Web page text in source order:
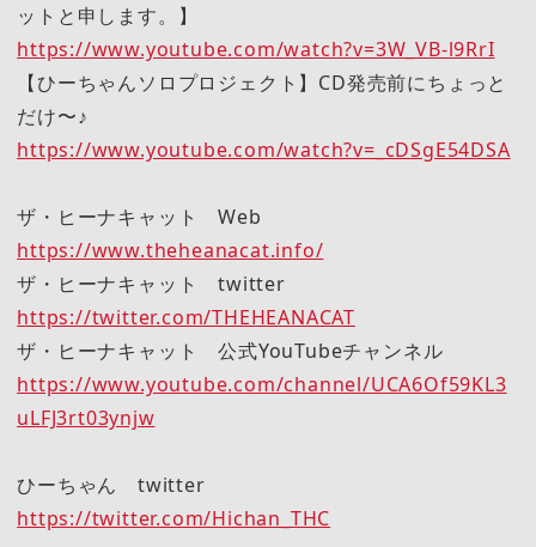
ットと申します。】
https://www.youtube.com/watch?v=3W_VB-l9RrI
【ひーちゃんソロプロジェクト】CD発売前にちょっと
だけ〜♪
https://www.youtube.com/watch?v=_cDSgE54DSA
ザ・ヒーナキャット Web
https://www.theheanacat.info/
ザ・ヒーナキャット twitter
https://twitter.com/THEHEANACAT
ザ・ヒーナキャット 公式YouTubeチャンネル
https://www.youtube.com/channel/UCA6Of59KL3
uLFJ3rt03ynjw
ひーちゃん twitter
https://twitter.com/Hichan_THC